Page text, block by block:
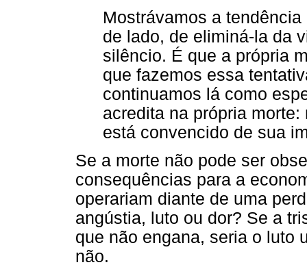
Mostrávamos a
de lado, de eliminá-la da
silêncio. É que a própria
que fazemos essa
continuamos lá como
acredita na própria
está convencido de sua
Se a morte não pode ser
consequências para a
operariam diante de uma
angústia, luto ou dor? Se a
que não engana, seria o luto
não.